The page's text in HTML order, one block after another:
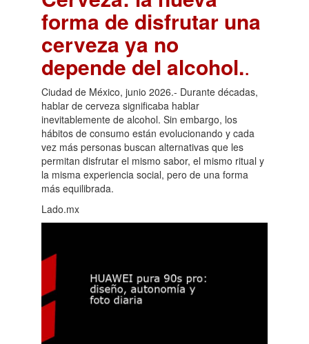
forma de disfrutar una
cerveza ya no
depende del alcohol..
Ciudad de México, junio 2026.- Durante décadas,
hablar de cerveza significaba hablar
inevitablemente de alcohol. Sin embargo, los
hábitos de consumo están evolucionando y cada
vez más personas buscan alternativas que les
permitan disfrutar el mismo sabor, el mismo ritual y
la misma experiencia social, pero de una forma
más equilibrada.
Lado.mx